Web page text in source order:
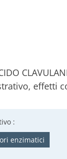
effetti
:
enzimatici